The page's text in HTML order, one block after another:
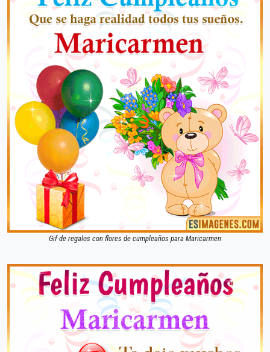
Gif de regalos con flores de cumpleaños para Maricarmen